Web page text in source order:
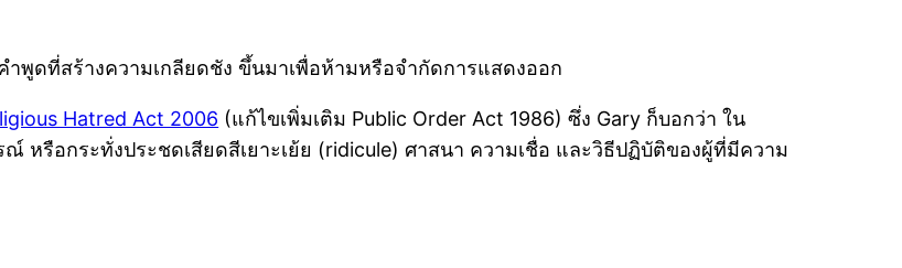
พูดที่สร้างความเกลียดชัง ขึ้นมาเพื่อห้ามหรือจำกัดการแสดงออก
Hatred Act 2006 (แก้ไขเพิ่มเติม Public Order Act 1986) ซึ่ง Gary ก็บอกว่า ใน
หรือกระทั่งประชดเสียดสีเยาะเย้ย (ridicule) ศาสนา ความเชื่อ และวิธีปฏิบัติของผู้ที่มีความ